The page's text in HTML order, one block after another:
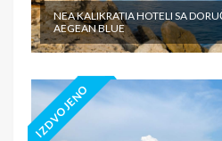
NEA KALIKRATIA HOTELI SA
AEGEAN BLUE
IZDVOJENO